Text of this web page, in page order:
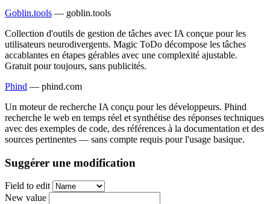
Goblin.tools — goblin.tools
Collection d'outils de gestion de tâches avec IA conçue pour les
utilisateurs neurodivergents. Magic ToDo décompose les tâches
accablantes en étapes gérables avec une complexité ajustable.
Gratuit pour toujours, sans publicités.
Phind — phind.com
Un moteur de recherche IA conçu pour les développeurs. Phind
recherche le web en temps réel et synthétise des réponses techniques
avec des exemples de code, des références à la documentation et des
sources pertinentes — sans compte requis pour l'usage basique.
Suggérer une modification
Field to edit
New value